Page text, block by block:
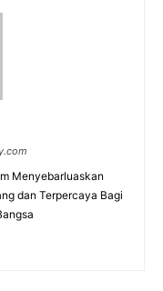
Menyebarluaskan
dan Terpercaya Bagi